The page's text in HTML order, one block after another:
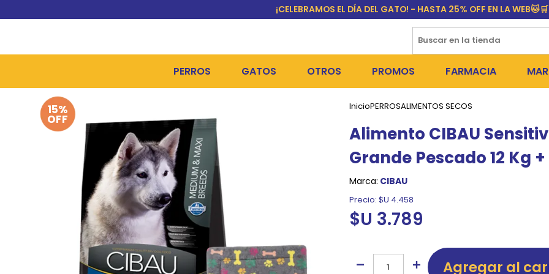
¡CELEBRAMOS EL DÍA DEL GATO! - HASTA 25% OFF EN LA WEB🐱🛒
PERROS
ALIMENTOS HÚMEDOS Y SNACKS
HIGIENE, PELUQUERÍA Y COSMÉTICA
CAMAS Y CASETAS
BOLSOS Y TRANSPORTADORAS
BOLSAS PARA MATERIA
COLLARES, ARNESES Y CORREAS
GATOS
ALIMENTOS HÚMEDOS Y SNACKS
COMEDEROS Y BEBEDEROS
COLLARES Y ACCESORIOS
OTROS PROMOS
PERROS
GATOS
FARMACIA
PULGUICIDAS Y
COLLARES ISABELINOS Y
15%
OFF
InicioPERROSALIMENTOS SECOS
Alimento CIBAU
Grande Pescado 12 Kg
Marca: CIBAU
Precio: $U 4.458
$U 3.789
Agregar al